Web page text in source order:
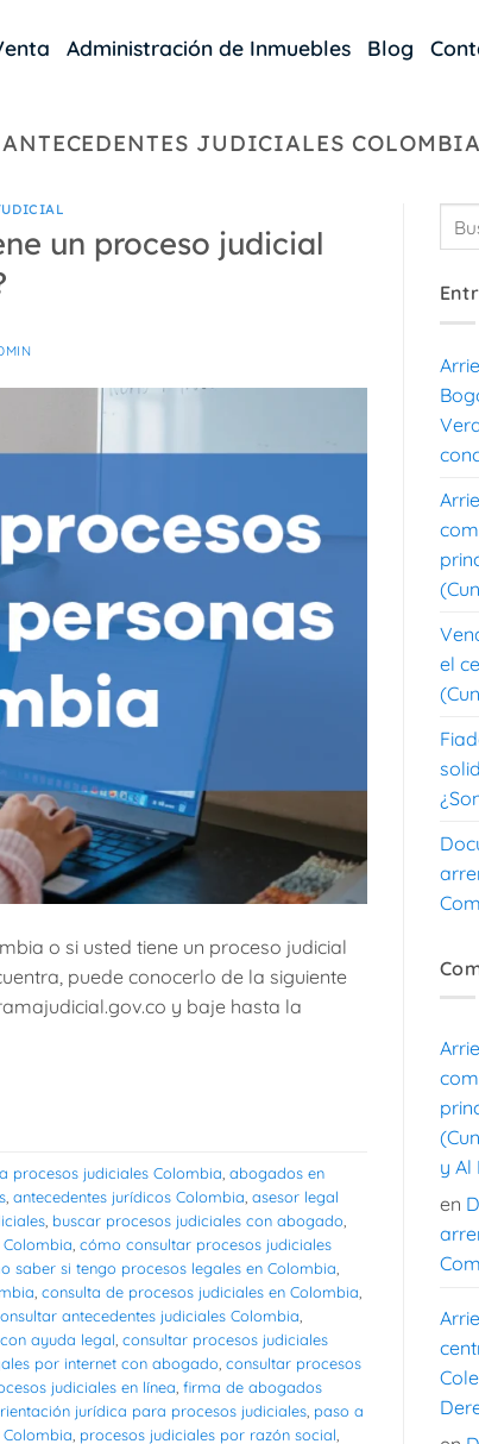
Administración de Inmuebles Blog
ANTECEDENTES JUDICIALES COLOMBIA
un proceso judicial
o si usted tiene un proceso judicial
puede conocerlo de la siguiente
y baje hasta la
procesos judiciales Colombia abogados en
antecedentes jurídicos Colombia asesor legal
buscar procesos judiciales con abogado
cómo consultar procesos judiciales
saber si tengo procesos legales en Colombia
consulta de procesos judiciales en Colombia
antecedentes judiciales Colombia
ayuda legal consultar procesos judiciales
por internet con abogado consultar procesos
judiciales en línea firma de abogados
jurídica para procesos judiciales paso a
procesos judiciales por razón social
el
y Al
en